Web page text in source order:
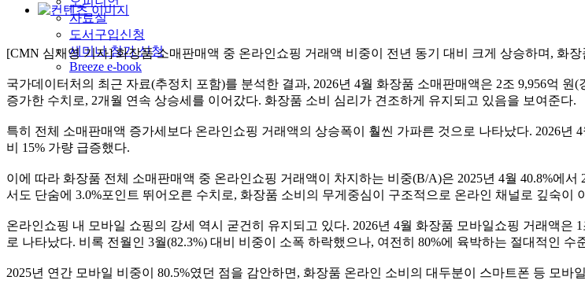
자료실
도서구입신청
세미나 참가 신청
Breeze e-book
[CMN 심재영 기자] 화장품 소매판매액 중 온라인쇼핑 거래액 비중이 전년 동기 대비 크게 상승하며, 화
국가데이터처의 최근 자료(추정치 포함)를 분석한 결과, 2026년 4월 화장품 소매판매액은 2조 9,956억
증가한 수치로, 2개월 연속 상승세를 이어갔다. 화장품 소비 심리가 견조하게 유지되고 있음을 보여준다.
특히 전체 소매판매액 증가세보다 온라인쇼핑 거래액의 상승폭이 훨씬 가파른 것으로 나타났다. 2026년
비 15% 가량 급증했다.
이에 따라 화장품 전체 소매판매액 중 온라인쇼핑 거래액이 차지하는 비중(B/A)은 2025년 4월 40.8%에서
서도 단숨에 3.0%포인트 뛰어오른 수치로, 화장품 소비의 무게중심이 구조적으로 온라인 채널로 깊숙이
온라인쇼핑 내 모바일 쇼핑의 강세 역시 굳건히 유지되고 있다. 2026년 4월 화장품 모바일쇼핑 거래액
로 나타났다. 비록 전월인 3월(82.3%) 대비 비중이 소폭 하락했으나, 여전히 80%에 육박하는 절대적인 수
2025년 연간 모바일 비중이 80.5%였던 점을 감안하면, 화장품 온라인 소비의 대두분이 스마트폰 등 모